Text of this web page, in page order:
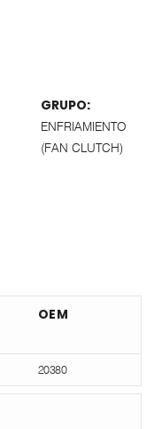
GRUPO:
ENFRIAMIENTO
(FAN CLUTCH)
OEM
20380